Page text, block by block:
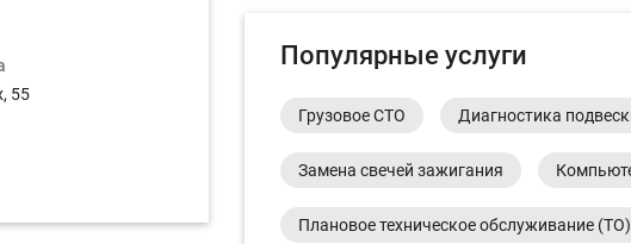
55
Популярные услуги
Грузовое СТО Диагностика
Замена свечей зажигания
Плановое техническое обслуживание (ТО)